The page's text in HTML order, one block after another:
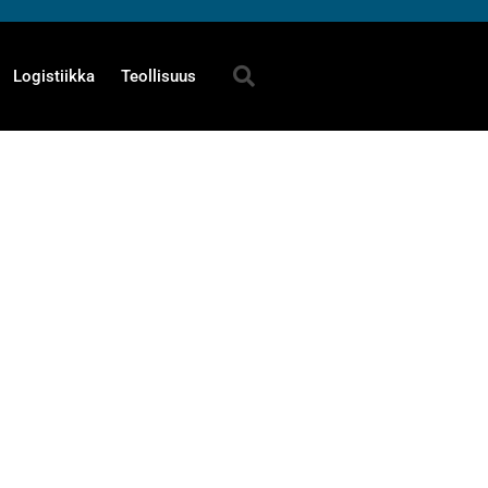
Logistiikka Teollisuus